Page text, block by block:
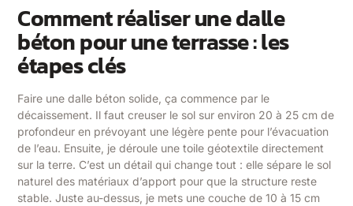
Comment réaliser une dalle
béton pour une terrasse : les
étapes clés
Faire une dalle béton solide, ça commence par le
décaissement. Il faut creuser le sol sur environ 20 à 25 cm de
profondeur en prévoyant une légère pente pour l’évacuation
de l’eau. Ensuite, je déroule une toile géotextile directement
sur la terre. C’est un détail qui change tout : elle sépare le sol
naturel des matériaux d’apport pour que la structure reste
stable. Juste au-dessus, je mets une couche de 10 à 15 cm